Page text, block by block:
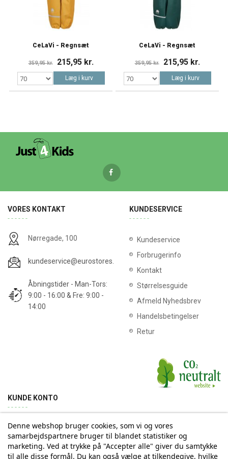
CeLaVi - Regnsæt
359,95 kr. 215,95 kr.
Læg i kurv
CeLaVi - Regnsæt
359,95 kr. 215,95 kr.
Læg i kurv
VORES KONTAKT
Nørregade, 100
kundeservice@eurostores.dk
Åbningstider - Man-Tors:
9:00 - 16:00 & Fre: 9:00 -
14:00
KUNDESERVICE
Kundeservice
Forbrugerinfo
Kontakt
Størrelsesguide
Afmeld Nyhedsbrev
Handelsbetingelser
Retur
KUNDE KONTO
Min konto Ordrehistorik Returnering Adresse
Denne webshop bruger cookies, som vi og vores
samarbejdspartnere bruger til blandet statistiker og
marketing. Ved at trykke på "Accepter alle" giver du samtykke
til alle disse formål. Du kan også vælge at tilkendegive, hvilke